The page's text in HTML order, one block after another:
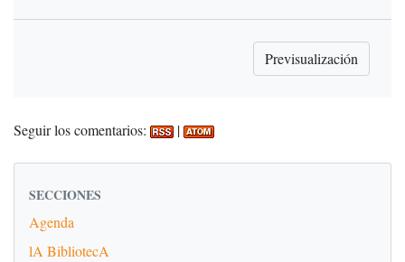
Seguir los comentarios: |
SECCIONES
Agenda
lA BibliotecA